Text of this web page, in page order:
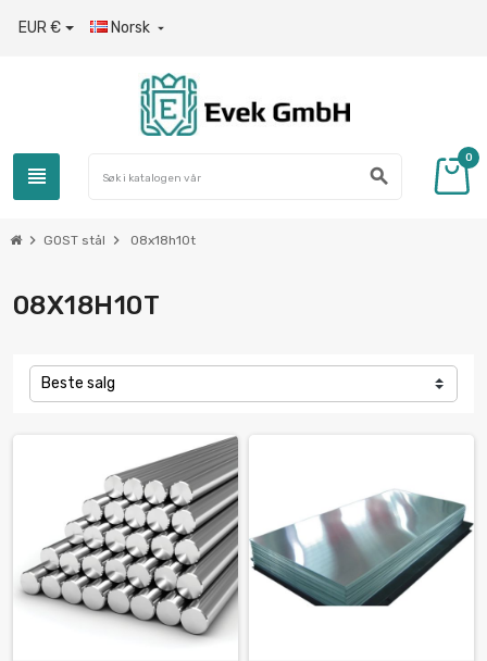
EUR € Norsk 
view_headline search
0
chevron_right GOST stål chevron_right 08x18h10t
08X18H10T
Beste salg